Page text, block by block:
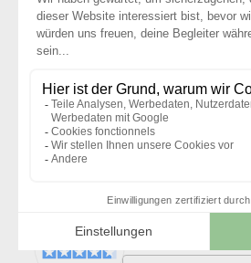
Basé sur2
4étoiles
3étoiles
2 étoiles
Trier les avis